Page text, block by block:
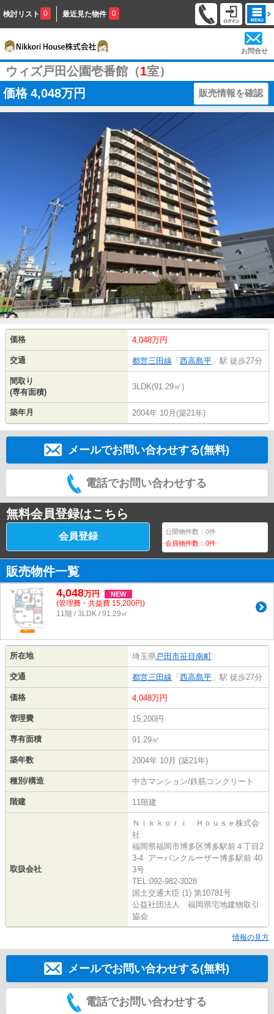
検討リスト 0 最近見た物件 0
お問合せ
ウィズ戸田公園壱番館（1室）
価格 4,048万円 販売情報を確認
価格 4,048万円
交通 都営三田線 「 西高島平 」駅 徒歩27分
間取り
(専有面積)
3LDK(91.29㎡)
築年月 2004年 10月(築21年)
メールでお問い合わせする(無料)
電話でお問い合わせする
無料会員登録はこちら
会員登録 公開物件数：0件
会員物件数：0件
販売物件一覧
4,048万円 NEW
(管理費・共益費 15,200円)
11階 / 3LDK / 91.29㎡
所在地 埼玉県戸田市笹目南町
交通 都営三田線 「 西高島平 」駅 徒歩27分
価格 4,048万円
管理費 15,200円
専有面積 91.29㎡
築年数 2004年 10月 (築21年)
種別/構造 中古マンション/鉄筋コンクリート
階建 11階建
取扱会社
Ｎｉｋｋｏｒｉ Ｈｏｕｓｅ株式会
社
福岡県福岡市博多区博多駅前４丁目2
3-4 アーバンクルーザー博多駅前 40
3号
TEL:092-982-3028
国土交通大臣 (1) 第10781号
公益社団法人 福岡県宅地建物取引
協会
情報の見方
メールでお問い合わせする(無料)
電話でお問い合わせする